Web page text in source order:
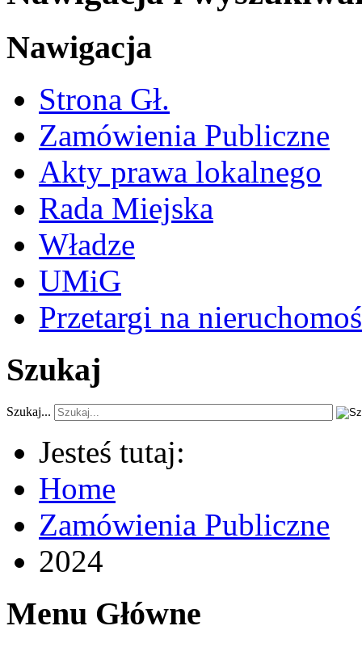
Nawigacja
Strona Gł.
Zamówienia Publiczne
Akty prawa lokalnego
Rada Miejska
Władze
UMiG
Przetargi na
Szukaj
Szukaj...
Jesteś tutaj:
Home
Zamówienia Publiczne
2024
Menu Główne